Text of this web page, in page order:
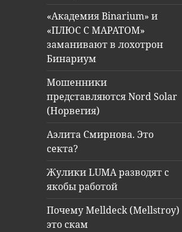
«Академия Binarium» и
«ПЛЮС С МАРАТОМ»
заманивают в лохотрон
Бинариум
Мошенники
представляются Nord Solar
(Норвегия)
Аэлита Смирнова. Это
секта?
Жулики LUMA разводят с
якобы работой
Почему Melldeck (Mellstroy)
это скам